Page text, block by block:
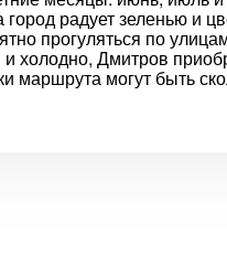
радует зеленью и
прогуляться по
Дмитров
маршрута могут быть